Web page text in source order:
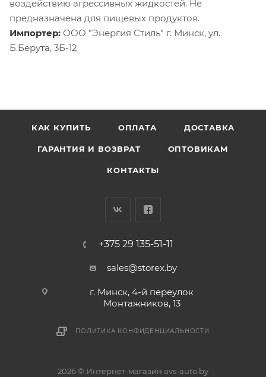
воздействию агрессивных жидкостей. Не
предназначена для пищевых продуктов.
Импортер: ООО "Энергия Стиль" г. Минск, ул.
Б.Берута, 3Б-12
КАК КУПИТЬ ОПЛАТА ДОСТАВКА
ГАРАНТИЯ И ВОЗВРАТ ОПТОВИКАМ
КОНТАКТЫ
+375 29 135-51-11
sales@storex.by
г. Минск, 4-й переулок
Монтажников, 13
ПОЛИТИКА КОНФИДЕНЦИАЛЬНОСТИ
2026 © Интернет-магазин avs-auto.by